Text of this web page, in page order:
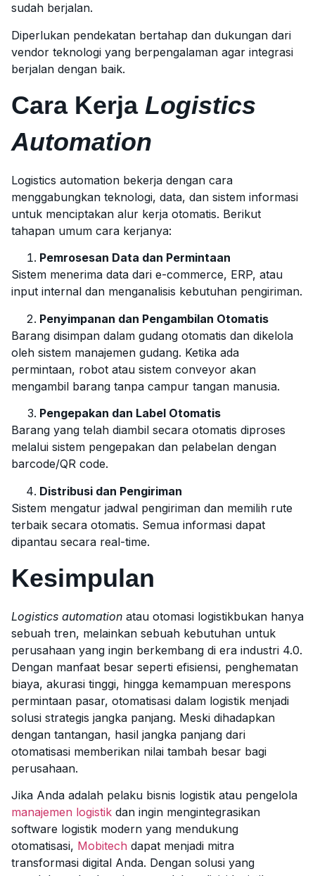
sudah berjalan.
Diperlukan pendekatan bertahap dan dukungan dari
vendor teknologi yang berpengalaman agar integrasi
berjalan dengan baik.
Cara Kerja Logistics
Automation
Logistics automation bekerja dengan cara
menggabungkan teknologi, data, dan sistem informasi
untuk menciptakan alur kerja otomatis. Berikut
tahapan umum cara kerjanya:
Pemrosesan Data dan Permintaan
Sistem menerima data dari e-commerce, ERP, atau
input internal dan menganalisis kebutuhan pengiriman.
Penyimpanan dan Pengambilan Otomatis
Barang disimpan dalam gudang otomatis dan dikelola
oleh sistem manajemen gudang. Ketika ada
permintaan, robot atau sistem conveyor akan
mengambil barang tanpa campur tangan manusia.
Pengepakan dan Label Otomatis
Barang yang telah diambil secara otomatis diproses
melalui sistem pengepakan dan pelabelan dengan
barcode/QR code.
Distribusi dan Pengiriman
Sistem mengatur jadwal pengiriman dan memilih rute
terbaik secara otomatis. Semua informasi dapat
dipantau secara real-time.
Kesimpulan
Logistics automation atau otomasi logistikbukan hanya
sebuah tren, melainkan sebuah kebutuhan untuk
perusahaan yang ingin berkembang di era industri 4.0.
Dengan manfaat besar seperti efisiensi, penghematan
biaya, akurasi tinggi, hingga kemampuan merespons
permintaan pasar, otomatisasi dalam logistik menjadi
solusi strategis jangka panjang. Meski dihadapkan
dengan tantangan, hasil jangka panjang dari
otomatisasi memberikan nilai tambah besar bagi
perusahaan.
Jika Anda adalah pelaku bisnis logistik atau pengelola
manajemen logistik dan ingin mengintegrasikan
software logistik modern yang mendukung
otomatisasi, Mobitech dapat menjadi mitra
transformasi digital Anda. Dengan solusi yang